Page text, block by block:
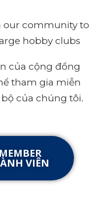
our community to
hobby clubs
của cộng đồng
tham gia miễn
của chúng tôi.
VIÊN